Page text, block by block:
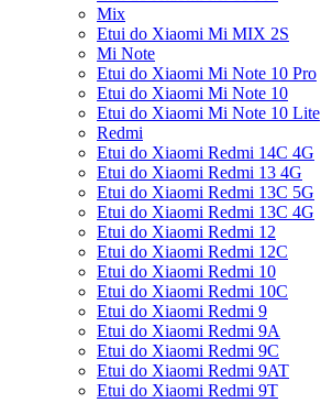
Mix
Etui do Xiaomi Mi MIX 2S
Mi Note
Etui do Xiaomi Mi Note 10 Pro
Etui do Xiaomi Mi Note 10
Etui do Xiaomi Mi Note 10 Lite
Redmi
Etui do Xiaomi Redmi 14C 4G
Etui do Xiaomi Redmi 13 4G
Etui do Xiaomi Redmi 13C 5G
Etui do Xiaomi Redmi 13C 4G
Etui do Xiaomi Redmi 12
Etui do Xiaomi Redmi 12C
Etui do Xiaomi Redmi 10
Etui do Xiaomi Redmi 10C
Etui do Xiaomi Redmi 9
Etui do Xiaomi Redmi 9A
Etui do Xiaomi Redmi 9C
Etui do Xiaomi Redmi 9AT
Etui do Xiaomi Redmi 9T